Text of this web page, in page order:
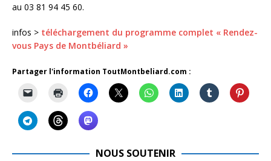
au 03 81 94 45 60.
infos > téléchargement du programme complet « Rendez-
vous Pays de Montbéliard »
Partager l'information ToutMontbeliard.com :
NOUS SOUTENIR